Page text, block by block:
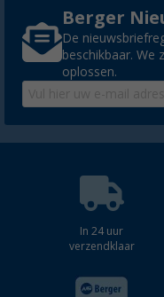
Berger
De
beschikbaar. We
oplossen.
In 24 uur
verzendklaar